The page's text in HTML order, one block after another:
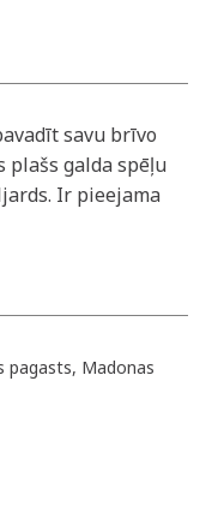
savu brīvo
plašs galda spēļu
Ir pieejama
pagasts, Madonas